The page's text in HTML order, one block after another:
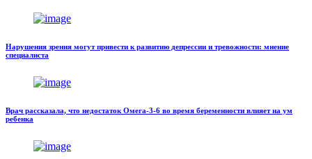
Нарушения зрения могут привести к развитию депрессии и тревожности: мнение
специалиста
Врач рассказала, что недостаток Омега-3-6 во время беременности влияет на ум
ребенка